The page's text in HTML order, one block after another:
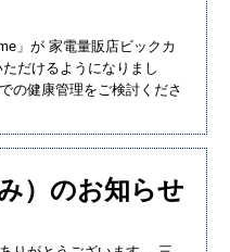
」が 家電量販店ビックカ
だけるようになりまし
の健康管理をご検討くださ
）のお知らせ